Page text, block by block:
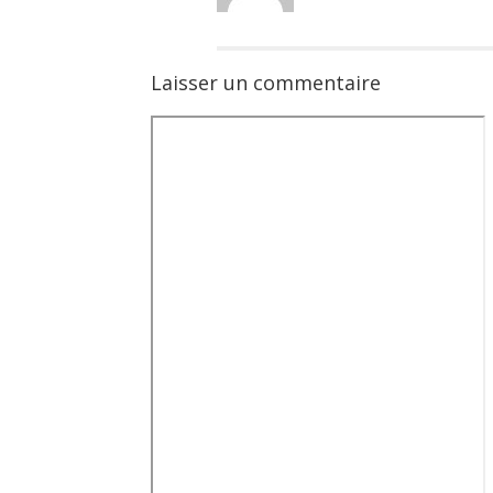
Laisser un commentaire